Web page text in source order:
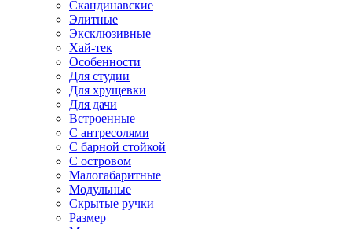
Скандинавские
Элитные
Эксклюзивные
Хай-тек
Особенности
Для студии
Для хрущевки
Для дачи
Встроенные
С антресолями
С барной стойкой
С островом
Малогабаритные
Модульные
Скрытые ручки
Размер